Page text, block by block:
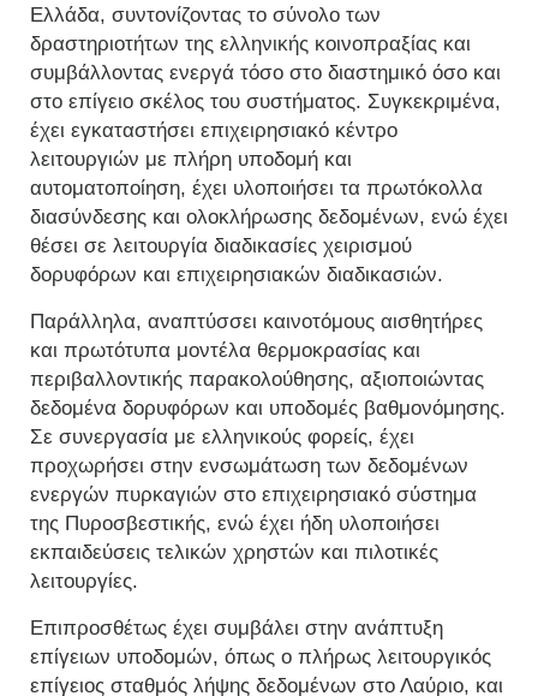
Ελλάδα, συντονίζοντας το σύνολο των
δραστηριοτήτων της ελληνικής κοινοπραξίας και
συμβάλλοντας ενεργά τόσο στο διαστημικό όσο και
στο επίγειο σκέλος του συστήματος. Συγκεκριμένα,
έχει εγκαταστήσει επιχειρησιακό κέντρο
λειτουργιών με πλήρη υποδομή και
αυτοματοποίηση, έχει υλοποιήσει τα πρωτόκολλα
διασύνδεσης και ολοκλήρωσης δεδομένων, ενώ έχει
θέσει σε λειτουργία διαδικασίες χειρισμού
δορυφόρων και επιχειρησιακών διαδικασιών.
Παράλληλα, αναπτύσσει καινοτόμους αισθητήρες
και πρωτότυπα μοντέλα θερμοκρασίας και
περιβαλλοντικής παρακολούθησης, αξιοποιώντας
δεδομένα δορυφόρων και υποδομές βαθμονόμησης.
Σε συνεργασία με ελληνικούς φορείς, έχει
προχωρήσει στην ενσωμάτωση των δεδομένων
ενεργών πυρκαγιών στο επιχειρησιακό σύστημα
της Πυροσβεστικής, ενώ έχει ήδη υλοποιήσει
εκπαιδεύσεις τελικών χρηστών και πιλοτικές
λειτουργίες.
Επιπροσθέτως έχει συμβάλει στην ανάπτυξη
επίγειων υποδομών, όπως ο πλήρως λειτουργικός
επίγειος σταθμός λήψης δεδομένων στο Λαύριο, και